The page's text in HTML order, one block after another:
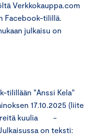
Verkkokauppa.com
Facebook-tilillä.
julkaisu on
tilillään ”Anssi Kela”
17.10.2025 (liite
kuulia -
on teksti: